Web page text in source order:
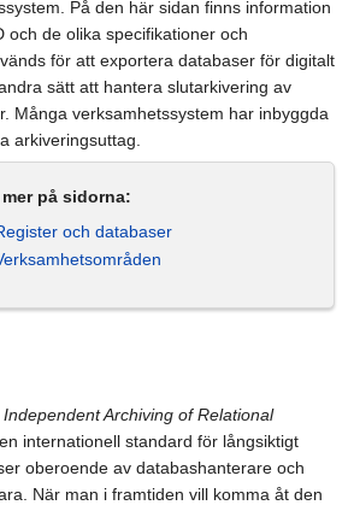
På den här sidan finns information
och de olika specifikationer och
för att exportera databaser för digitalt
sätt att hantera slutarkivering av
Många verksamhetssystem har inbyggda
arkiveringsuttag.
på sidorna:
och databaser
Archiving of Relational
internationell standard för långsiktigt
oberoende av databashanterare och
När man i framtiden vill komma åt den